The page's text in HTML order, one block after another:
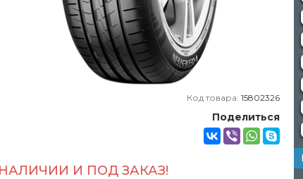
Код товара: 15802326
Поделиться
И ПОД ЗАКАЗ!